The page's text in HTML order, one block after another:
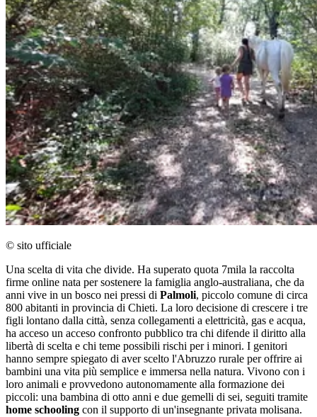
© sito ufficiale
Una scelta di vita che divide. Ha superato quota 7mila la raccolta
firme online nata per sostenere la famiglia anglo-australiana, che da
anni vive in un bosco nei pressi di Palmoli, piccolo comune di circa
800 abitanti in provincia di Chieti. La loro decisione di crescere i tre
figli lontano dalla città, senza collegamenti a elettricità, gas e acqua,
ha acceso un acceso confronto pubblico tra chi difende il diritto alla
libertà di scelta e chi teme possibili rischi per i minori. I genitori
hanno sempre spiegato di aver scelto l'Abruzzo rurale per offrire ai
bambini una vita più semplice e immersa nella natura. Vivono con i
loro animali e provvedono autonomamente alla formazione dei
piccoli: una bambina di otto anni e due gemelli di sei, seguiti tramite
home schooling con il supporto di un'insegnante privata molisana.